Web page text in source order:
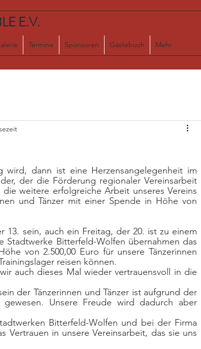
E.V.
Termine Sponsoren Gästebuch Mehr
dann ist eine Herzensangelegenheit im
der die Förderung regionaler Vereinsarbeit
weitere erfolgreiche Arbeit unseres Vereins
und Tänzer mit einer Spende in Höhe von
sein, auch ein Freitag, der 20. ist zu einem
Stadtwerke Bitterfeld-Wolfen übernahmen das
von 2.500,00 Euro für unsere Tänzerinnen
reisen können.
auch dieses Mal wieder vertrauensvoll in die
der Tänzerinnen und Tänzer ist aufgrund der
Unsere Freude wird dadurch aber
Bitterfeld-Wolfen und bei der Firma
Vertrauen in unsere Vereinsarbeit, das sie uns